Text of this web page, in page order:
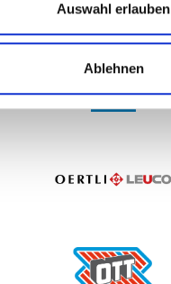
Auswahl erlauben
Ablehnen